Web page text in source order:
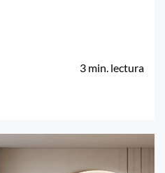
3 min. lectura